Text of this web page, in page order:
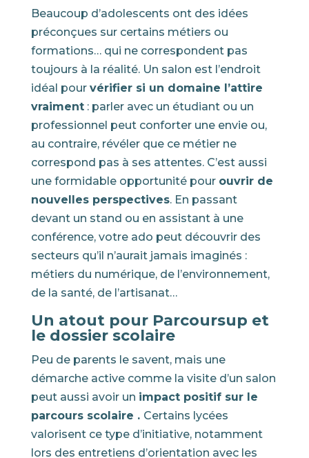
Beaucoup d’adolescents ont des idées
préconçues sur certains métiers ou
formations… qui ne correspondent pas
toujours à la réalité. Un salon est l’endroit
idéal pour vérifier si un domaine l’attire
vraiment: parler avec un étudiant ou un
professionnel peut conforter une envie ou,
au contraire, révéler que ce métier ne
correspond pas à ses attentes. C’est aussi
une formidable opportunité pour ouvrir de
nouvelles perspectives. En passant
devant un stand ou en assistant à une
conférence, votre ado peut découvrir des
secteurs qu’il n’aurait jamais imaginés :
métiers du numérique, de l’environnement,
de la santé, de l’artisanat…
Un atout pour Parcoursup et
le dossier scolaire
Peu de parents le savent, mais une
démarche active comme la visite d’un salon
peut aussi avoir un impact positif sur le
parcours scolaire . Certains lycées
valorisent ce type d’initiative, notamment
lors des entretiens d’orientation avec les